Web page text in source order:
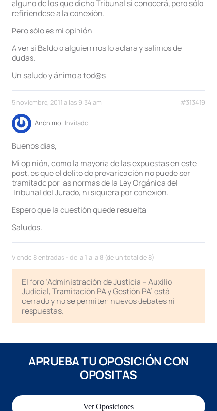
alguno de los que dicho Tribunal si conocerá, pero sólo
refiriéndose a la conexión.
Pero sólo es mi opinión.
A ver si Baldo o alguien nos lo aclara y salimos de
dudas.
Un saludo y ánimo a tod@s
5 noviembre, 2011 a las 9:34 am #313419
Anónimo Invitado
Buenos días,
Mi opinión, como la mayoría de las expuestas en este
post, es que el delito de prevaricación no puede ser
tramitado por las normas de la Ley Orgánica del
Tribunal del Jurado, ni siquiera por conexión.
Espero que la cuestión quede resuelta
Saludos.
Viendo 8 entradas - de la 1 a la 8 (de un total de 8)
El foro ‘Administración de Justicia – Auxilio
Judicial, Tramitación PA y Gestión PA’ está
cerrado y no se permiten nuevos debates ni
respuestas.
APRUEBA TU OPOSICIÓN CON
OPOSITAS
Ver Oposiciones